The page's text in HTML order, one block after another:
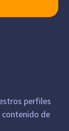
perfiles
de